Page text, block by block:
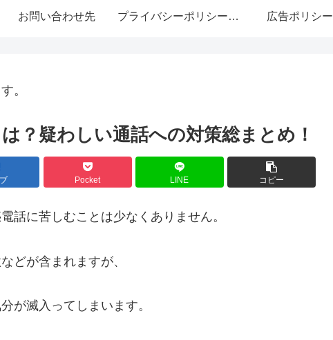
お問い合わせ先 プライバシーポリシー・免責事項 広告ポリシー
。
？疑わしい通話への対策総まとめ！
Pocket LINE コピー
話に苦しむことは少なくありません。
どが含まれますが、
が滅入ってしまいます。